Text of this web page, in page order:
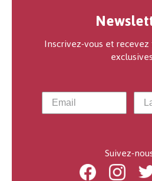
Inscrivez-vous et
exclusives
Suivez-
Facebook